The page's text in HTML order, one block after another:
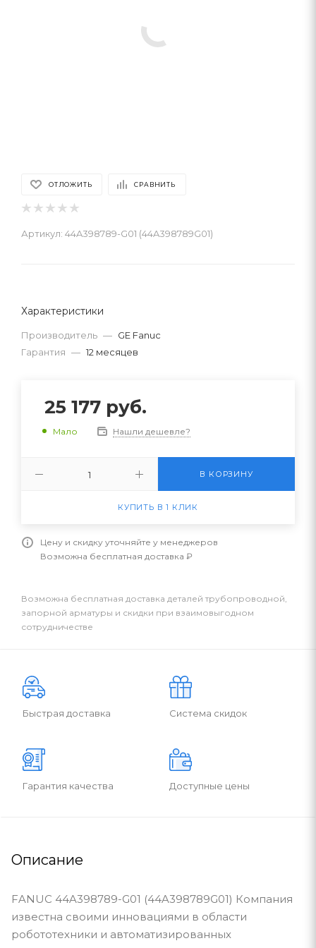
ОТЛОЖИТЬ СРАВНИТЬ
Артикул: 44A398789-G01 (44A398789G01)
Характеристики
Производитель — GE Fanuc
Гарантия — 12 месяцев
25 177 руб.
Мало Нашли дешевле?
В КОРЗИНУ
КУПИТЬ В 1 КЛИК
Цену и скидку уточняйте у менеджеров
Возможна бесплатная доставка ₽
Возможна бесплатная доставка деталей трубопроводной,
запорной арматуры и скидки при взаимовыгодном
сотрудничестве
Быстрая доставка Система скидок
Гарантия качества Доступные цены
Описание
FANUC 44A398789-G01 (44A398789G01) Компания
известна своими инновациями в области
робототехники и автоматизированных